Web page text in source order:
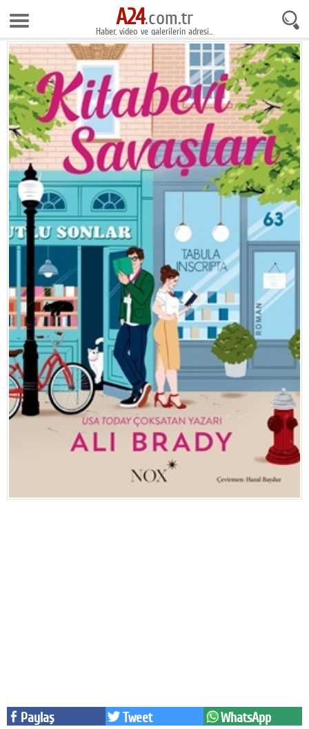
9 Ağustos 2026 7:29:35
Anasayfa
Foto Galeri
Gazeteler
Video Galeri
Gündem
Ekonomi
Yaşam
Magazin
Teknoloji
Spor
Eğitim
Medya
Politika
Dünya
Sağlık
© 2026 TÜM HAKLARI SAKLIDIR
A24.com.tr
Haber, video ve galerilerin adresi...
Paylaş Tweet WhatsApp